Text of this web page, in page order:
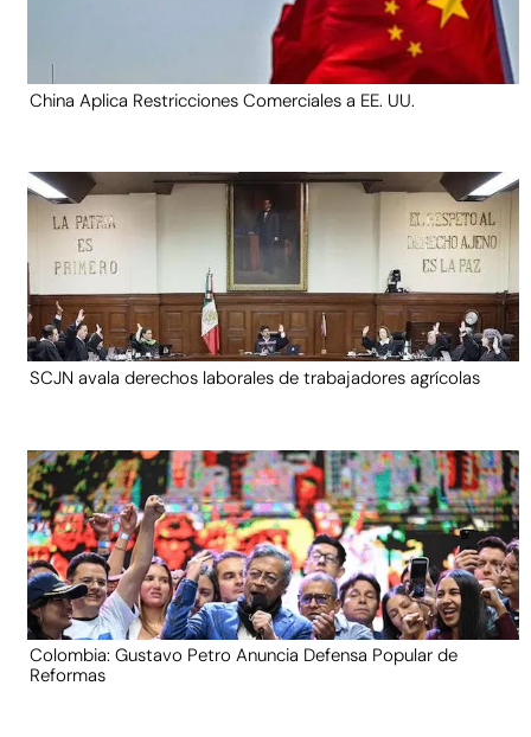
China Aplica Restricciones Comerciales a EE. UU.
SCJN avala derechos laborales de trabajadores agrícolas
Colombia: Gustavo Petro Anuncia Defensa Popular de
Reformas